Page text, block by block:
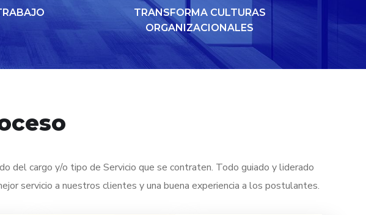
TRANSFORMA CULTURAS
ORGANIZACIONALES
del cargo y/o tipo de Servicio que se contraten. Todo guiado y liderado
servicio a nuestros clientes y una buena experiencia a los postulantes.